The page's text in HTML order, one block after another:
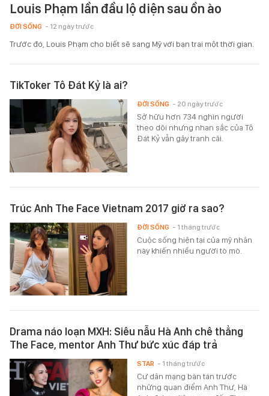
Louis Phạm lần đầu lộ diện sau ồn ào
ĐỜI SỐNG - 12 ngày trước
Trước đó, Louis Phạm cho biết sẽ sang Mỹ với bạn trai một thời gian.
TikToker Tô Đát Kỷ là ai?
Sở hữu hơn 734 nghìn người
theo dõi nhưng nhan sắc của Tô
Đát Kỷ vẫn gây tranh cãi.
ĐỜI SỐNG - 20 ngày trước
Trúc Anh The Face Vietnam 2017 giờ ra sao?
Cuộc sống hiện tại của mỹ nhân
này khiến nhiều người tò mò.
ĐỜI SỐNG - 1 tháng trước
Drama náo loạn MXH: Siêu nẫu Hà Anh chê thẳng
The Face, mentor Anh Thư bức xúc đáp trả
Cư dân mạng bàn tán trước
những quan điểm Anh Thư, Hà
STAR - 1 tháng trước